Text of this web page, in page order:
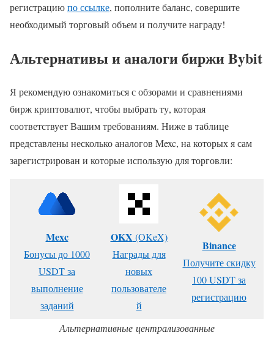
регистрациюпо ссылке, пополните баланс, совершите
необходимый торговый объем и получите награду!
Альтернативы и аналоги биржи Bybit
Я рекомендую ознакомиться с обзорами и сравнениями
бирж криптовалют, чтобы выбрать ту, которая
соответствует Вашим требованиям. Ниже в таблице
представлены несколько аналогов Mexc, на которых я сам
зарегистрирован и которые использую для торговли:
Mexc
Бонусы до 1000
USDT за
выполнение
заданий
OKX (OKeX)
Награды для
новых
пользователе
й
Binance
Получите скидку
100 USDT за
регистрацию
Альтернативные централизованные